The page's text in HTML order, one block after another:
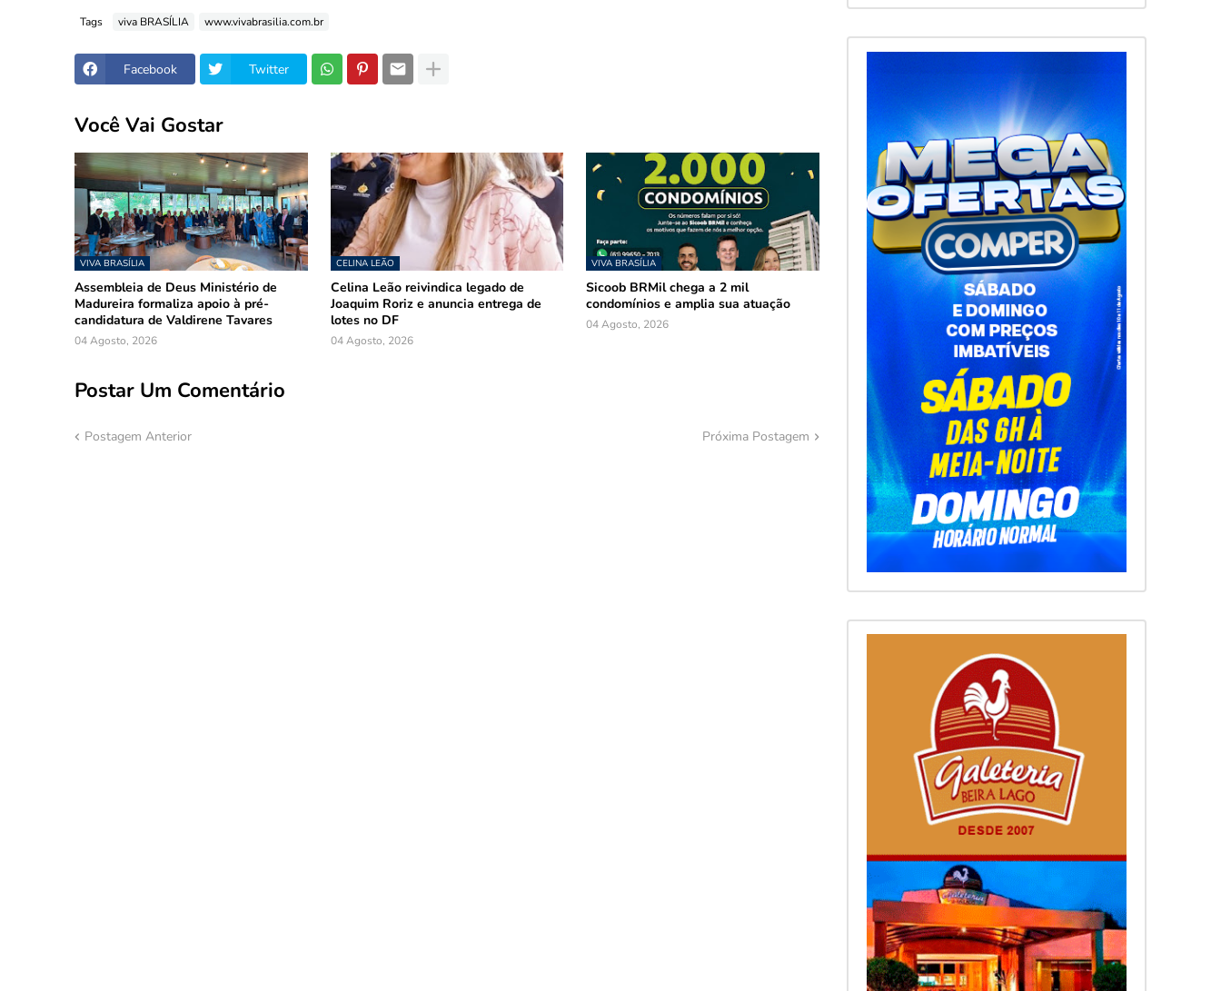
Tags viva BRASÍLIA www.vivabrasilia.com.br
Facebook Twitter
Você Vai Gostar
VIVA BRASÍLIA
Assembleia de Deus Ministério de
Madureira formaliza apoio à pré-
candidatura de Valdirene Tavares
04 Agosto, 2026
CELINA LEÃO
Celina Leão reivindica legado de
Joaquim Roriz e anuncia entrega de
lotes no DF
04 Agosto, 2026
VIVA BRASÍLIA
Sicoob BRMil chega a 2 mil
condomínios e amplia sua atuação
04 Agosto, 2026
Postar Um Comentário
Postagem Anterior Próxima Postagem